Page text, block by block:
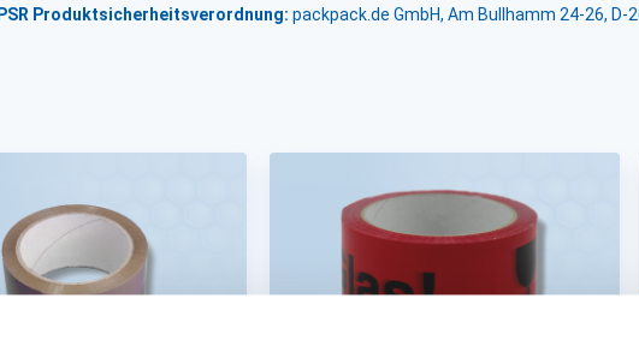
Produktsicherheitsverordnung: packpack.de GmbH, Am Bullhamm 24-26, D-